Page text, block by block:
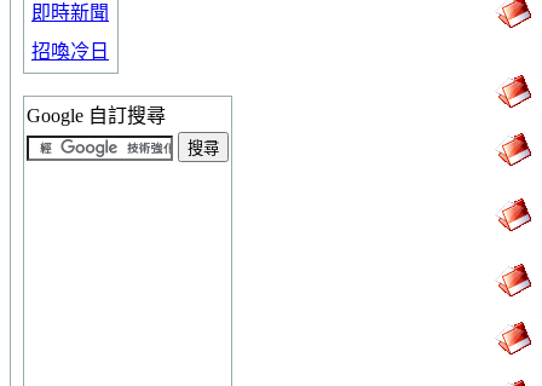
即時新聞
招喚冷日
Google 自訂搜尋